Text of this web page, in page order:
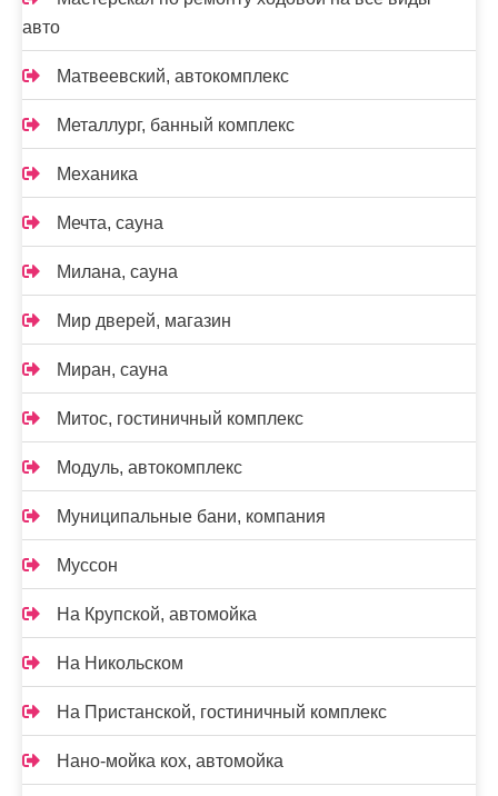
авто
Матвеевский, автокомплекс
Металлург, банный комплекс
Механика
Мечта, сауна
Милана, сауна
Мир дверей, магазин
Миран, сауна
Митос, гостиничный комплекс
Модуль, автокомплекс
Муниципальные бани, компания
Муссон
На Крупской, автомойка
На Никольском
На Пристанской, гостиничный комплекс
Нано-мойка кох, автомойка